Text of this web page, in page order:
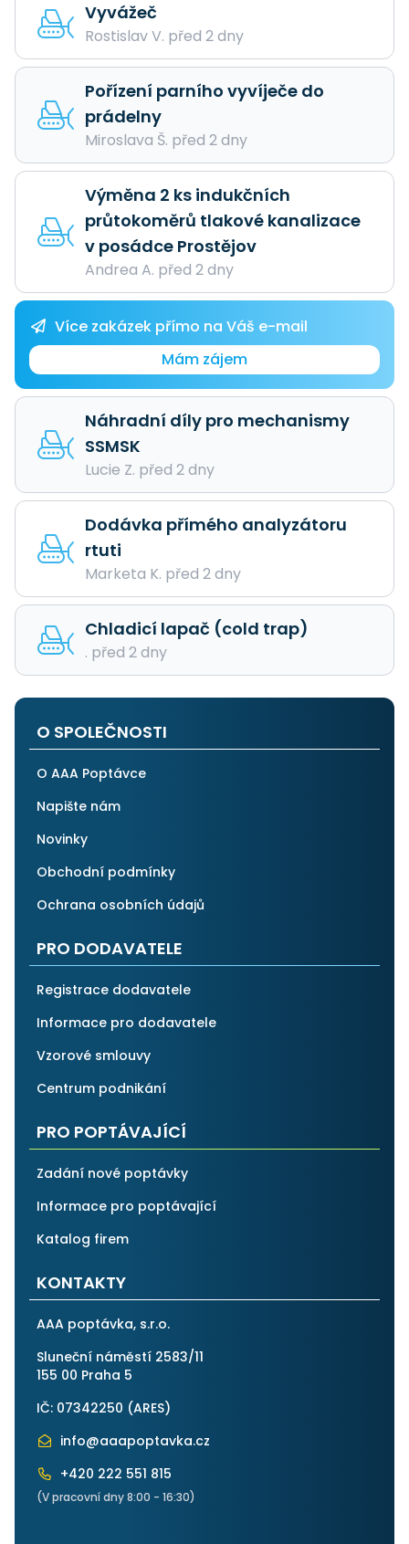
Vyvážeč
Rostislav V. před 2 dny
Pořízení parního vyvíječe do
prádelny
Miroslava Š. před 2 dny
Výměna 2 ks indukčních
průtokoměrů tlakové kanalizace
v posádce Prostějov
Andrea A. před 2 dny
Více zakázek přímo na Váš e-mail
Mám zájem
Náhradní díly pro mechanismy
SSMSK
Lucie Z. před 2 dny
Dodávka přímého analyzátoru
rtuti
Marketa K. před 2 dny
Chladicí lapač (cold trap)
. před 2 dny
O SPOLEČNOSTI
O AAA Poptávce
Napište nám
Novinky
Obchodní podmínky
Ochrana osobních údajů
PRO DODAVATELE
Registrace dodavatele
Informace pro dodavatele
Vzorové smlouvy
Centrum podnikání
PRO POPTÁVAJÍCÍ
Zadání nové poptávky
Informace pro poptávající
Katalog firem
KONTAKTY
AAA poptávka, s.r.o.
Sluneční náměstí 2583/11
155 00 Praha 5
IČ: 07342250 (ARES)
info@aaapoptavka.cz
+420 222 551 815
(V pracovní dny 8:00 - 16:30)